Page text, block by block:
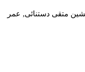
متقی دستنائی, عمر